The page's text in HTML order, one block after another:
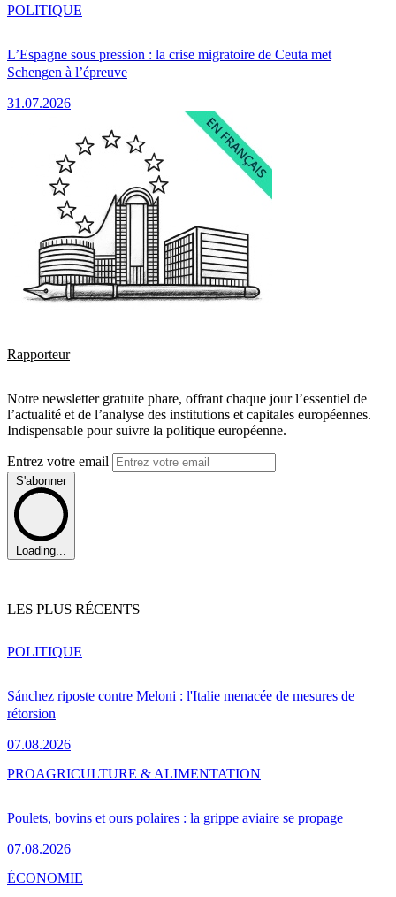
L’Espagne sous pression : la crise migratoire de Ceuta met
Schengen à l’épreuve
31.07.2026
POLITIQUE
Rapporteur
Notre newsletter gratuite phare, offrant chaque jour l’essentiel de
l’actualité et de l’analyse des institutions et capitales européennes.
Indispensable pour suivre la politique européenne.
Entrez votre email
S'abonner
Loading...
LES PLUS RÉCENTS
Sánchez riposte contre Meloni : l'Italie menacée de mesures de
rétorsion
07.08.2026
POLITIQUE
Poulets, bovins et ours polaires : la grippe aviaire se propage
07.08.2026
PROAGRICULTURE & ALIMENTATION
ÉCONOMIE